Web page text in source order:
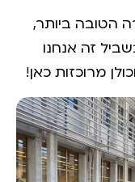
הטובה ביותר,
זה אנחנו
מרוכזות כאן!